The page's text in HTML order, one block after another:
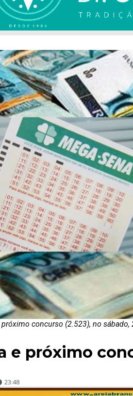
próximo concurso (2.523), no sábado,
e próximo
23:48